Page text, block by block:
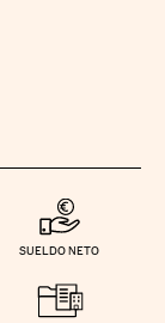
SUELDO NETO